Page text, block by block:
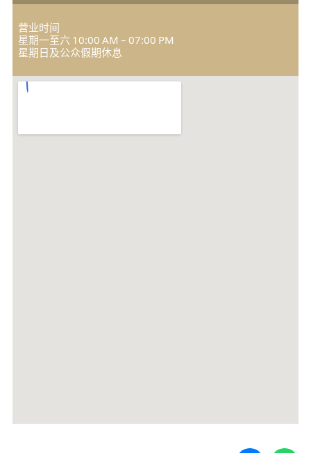
营业时间
星期一至六 10:00 AM – 07:00 PM
星期日及公众假期休息